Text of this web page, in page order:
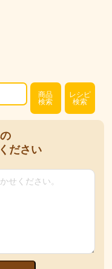
商品
検索
レシピ
検索
ださい